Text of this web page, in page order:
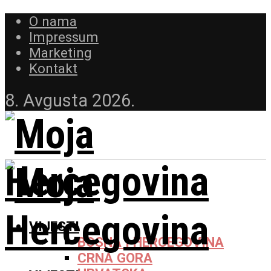
O nama
Impressum
Marketing
Kontakt
8. Avgusta 2026.
VIJESTI
BOSNA I HERCEGOVINA
CRNA GORA